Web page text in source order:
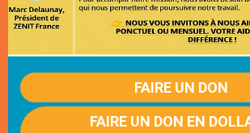
FAIRE UN DON
FAIRE UN DON EN